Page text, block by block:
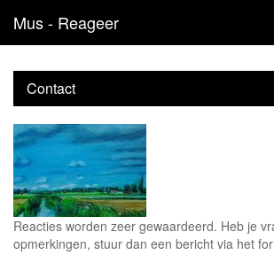
Mus - Reageer
Contact
Reacties worden zeer gewaardeerd. Heb je
opmerkingen, stuur dan een bericht via het